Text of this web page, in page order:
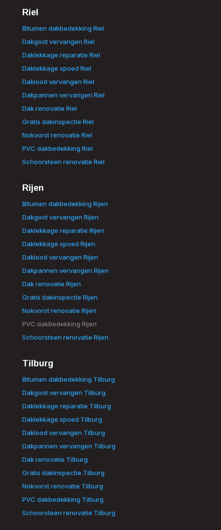
Riel
Bitumen dakbedekking Riel
Dakgoot vervangen Riel
Daklekkage reparatie Riel
Daklekkage spoed Riel
Daklood vervangen Riel
Dakpannen vervangen Riel
Dak renovatie Riel
Gratis dakinspectie Riel
Nokvorst renovatie Riel
PVC dakbedekking Riel
Schoorsteen renovatie Riel
Rijen
Bitumen dakbedekking Rijen
Dakgoot vervangen Rijen
Daklekkage reparatie Rijen
Daklekkage spoed Rijen
Daklood vervangen Rijen
Dakpannen vervangen Rijen
Dak renovatie Rijen
Gratis dakinspectie Rijen
Nokvorst renovatie Rijen
PVC dakbedekking Rijen
Schoorsteen renovatie Rijen
Tilburg
Bitumen dakbedekking Tilburg
Dakgoot vervangen Tilburg
Daklekkage reparatie Tilburg
Daklekkage spoed Tilburg
Daklood vervangen Tilburg
Dakpannen vervangen Tilburg
Dak renovatie Tilburg
Gratis dakinspectie Tilburg
Nokvorst renovatie Tilburg
PVC dakbedekking Tilburg
Schoorsteen renovatie Tilburg